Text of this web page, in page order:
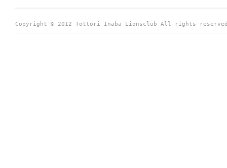
Copyright © 2012 Tottori Inaba Lionsclub All rights